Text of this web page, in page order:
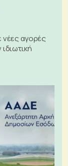
νέες αγορές